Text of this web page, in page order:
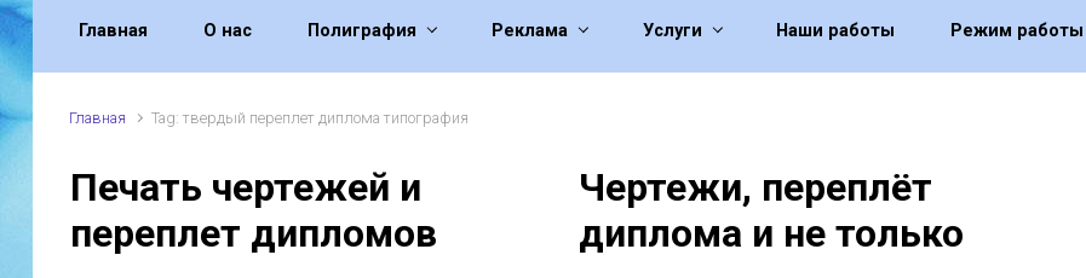
Главная О нас Полиграфия Реклама Услуги Наши работы Режим работы
Главная Tag: твердый переплет диплома типография
Печать чертежей и
переплет дипломов
Чертежи, переплёт
диплома и не только